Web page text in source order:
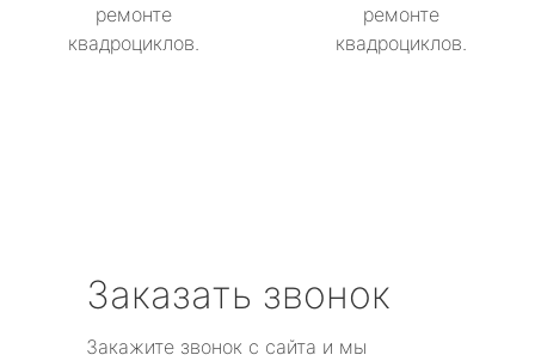
ремонте
квадроциклов.
ремонте
квадроциклов.
Заказать звонок
Закажите звонок с сайта и мы